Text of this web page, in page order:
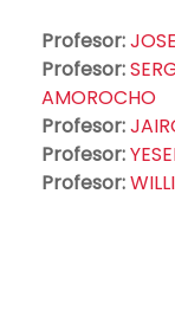
Profesor:
Profesor:
AMOROCHO
Profesor:
Profesor:
Profesor: